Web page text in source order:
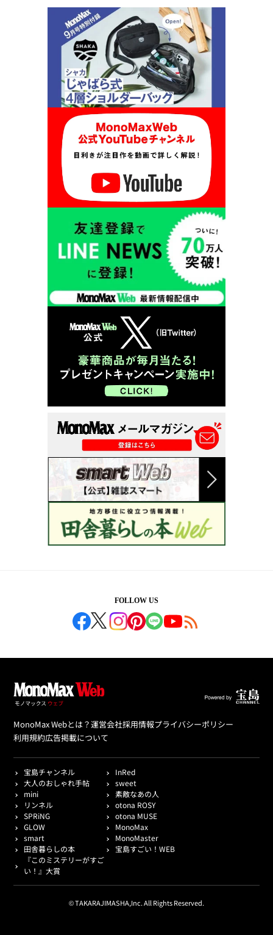
FOLLOW US
MonoMax Webとは？運営会社採用情報プライバシーポリシー
利用規約広告掲載について
宝島チャンネル
InRed
大人のおしゃれ手帖
sweet
mini
素敵なあの人
リンネル
otona ROSY
SPRiNG
otona MUSE
GLOW
MonoMax
smart
MonoMaster
田舎暮らしの本
宝島すごい！WEB
『このミステリーがすご
い！』大賞
© TAKARAJIMASHA,Inc. All Rights Reserved.